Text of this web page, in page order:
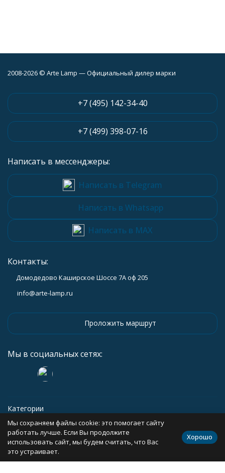
2008-2026 © Arte Lamp — Официальный дилер марки
+7 (495) 142-34-40
+7 (499) 398-07-16
Написать в мессенджеры:
Написать в Telegram
Написать в Whatsapp
Написать в MAX
Контакты:
Домодедово Каширское Шоссе 7А оф 205
info@arte-lamp.ru
Проложить маршрут
Мы в социальных сетях:
Категории
Информация
Политика персональных данных Карта сайта
Мы сохраняем файлы cookie: это помогает сайту
работать лучше. Если Вы продолжите
использовать сайт, мы будем считать, что Вас
это устраивает.
Хорошо